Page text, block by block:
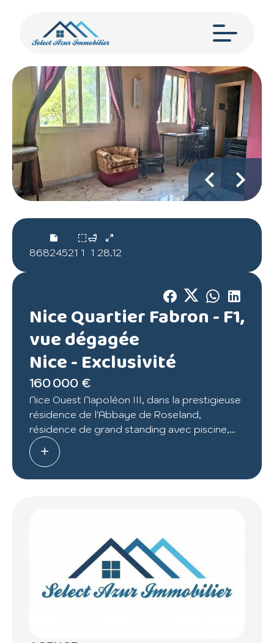
86824521 1 1 28.12
Nice Quartier Fabron - F1,
vue dégagée
Nice -Exclusivité
160 000 €
Nice Ouest Napoléon III, dans la prestigieuse
résidence de l'Abbaye de Roseland,
résidence de grand standing avec piscine,
tennis, gardiens, pool house -
Possibilité d'acquéreur un garage en sus
Idéal pour pied à terre ou investissement -